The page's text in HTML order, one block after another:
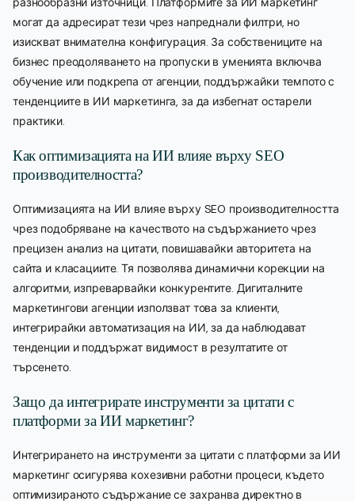
могат да адресират тези чрез напреднали филтри, но
изискват внимателна конфигурация. За собствениците на
бизнес преодоляването на пропуски в уменията включва
обучение или подкрепа от агенции, поддържайки темпото с
тенденциите в ИИ маркетинга, за да избегнат остарели
практики.
Как оптимизацията на ИИ влияе върху SEO
производителността?
Оптимизацията на ИИ влияе върху SEO производителността
чрез подобряване на качеството на съдържанието чрез
прецизен анализ на цитати, повишавайки авторитета на
сайта и класациите. Тя позволява динамични корекции на
алгоритми, изпреварвайки конкурентите. Дигиталните
маркетингови агенции използват това за клиенти,
интегрирайки автоматизация на ИИ, за да наблюдават
тенденции и поддържат видимост в резултатите от
търсенето.
Защо да интегрирате инструменти за цитати с
платформи за ИИ маркетинг?
Интегрирането на инструменти за цитати с платформи за ИИ
маркетинг осигурява кохезивни работни процеси, където
оптимизираното съдържание се захранва директно в